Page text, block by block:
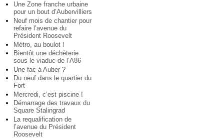
Une Zone franche urbaine
pour un bout d’Aubervilliers
Neuf mois de chantier pour
refaire l’avenue du
Président Roosevelt
Métro, au boulot !
Bientôt une déchèterie
sous le viaduc de l’A86
Une fac à Auber ?
Du neuf dans le quartier du
Fort
Mercredi, c’est piscine !
Démarrage des travaux du
Square Stalingrad
La requalification de
l’avenue du Président
Roosevelt